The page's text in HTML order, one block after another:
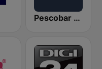
Pescobar Radio